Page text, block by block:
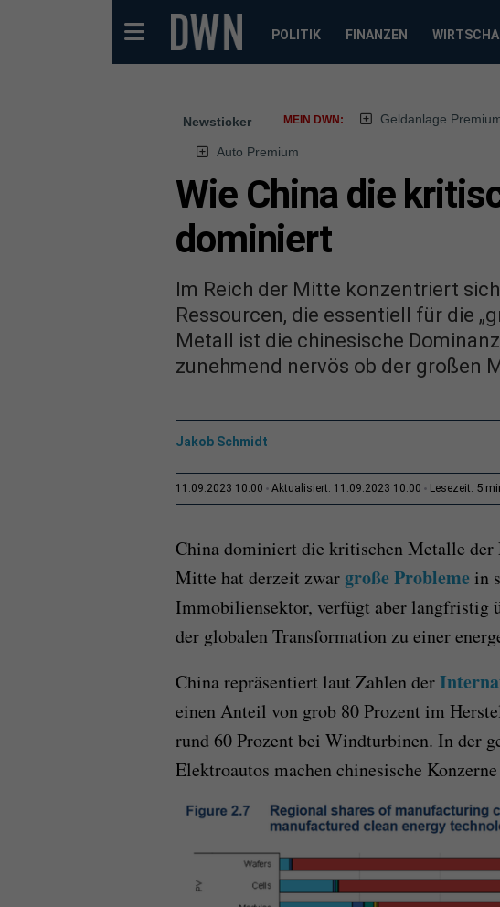
POLITIK FINANZEN
Newsticker MEIN DWN: Geldanlage
Auto Premium
Wie China die
dominiert
Im Reich der Mitte konzentriert
Ressourcen, die essentiell für die
Metall ist die chinesische
zunehmend nervös ob der großen
Jakob Schmidt
11.09.2023 10:00 Aktualisiert: 11.09.2023 10:00 Lesezeit: 5
China dominiert die kritischen Metalle der
Mitte hat derzeit zwar große Probleme in
Immobiliensektor, verfügt aber langfristig
der globalen Transformation zu einer
China repräsentiert laut Zahlen der
einen Anteil von grob 80 Prozent im
rund 60 Prozent bei Windturbinen. In der
Elektroautos machen chinesische